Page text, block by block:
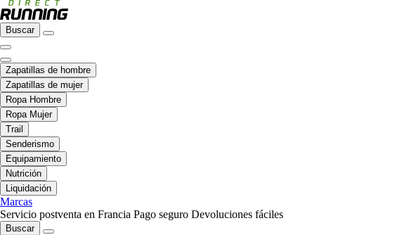
Buscar
Zapatillas de hombre
Zapatillas de mujer
Ropa Hombre
Ropa Mujer
Trail
Senderismo
Equipamiento
Nutrición
Liquidación
Marcas
Servicio postventa en Francia Pago seguro Devoluciones fáciles
Buscar